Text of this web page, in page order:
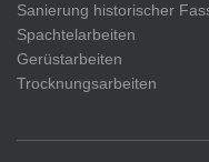
Sanierung historischer
Spachtelarbeiten
Gerüstarbeiten
Trocknungsarbeiten